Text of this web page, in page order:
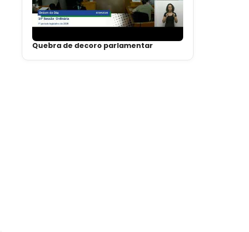
Quebra de decoro parlamentar